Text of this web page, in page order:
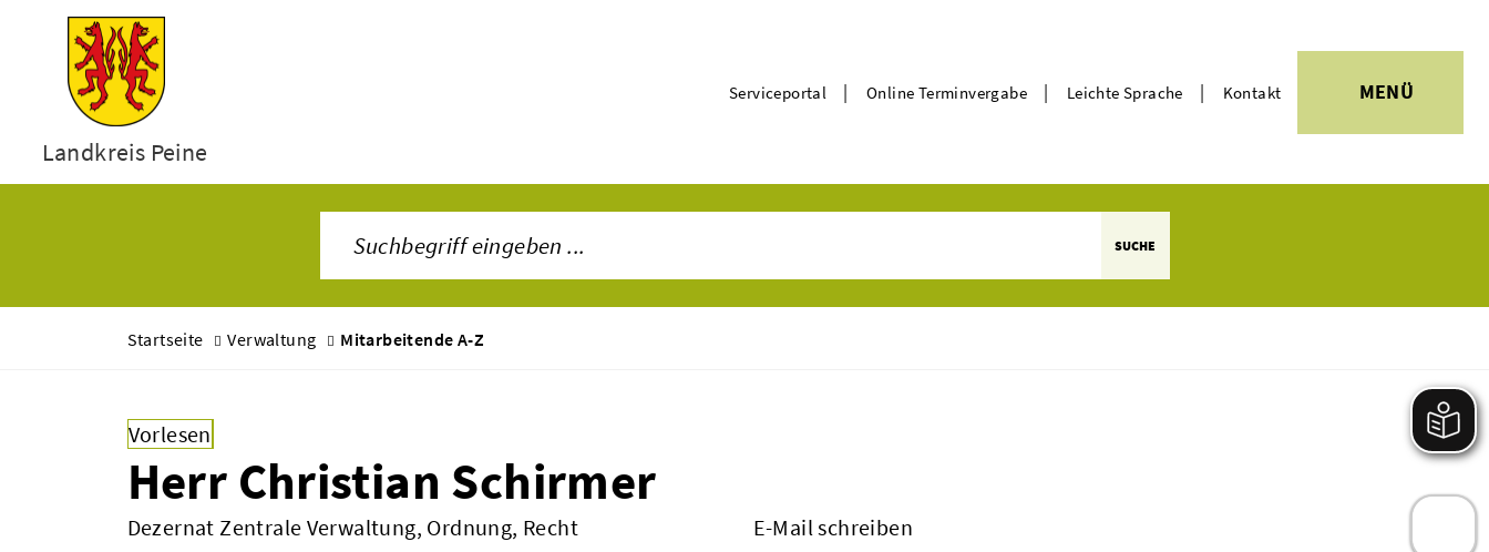
Landkreis Peine
Serviceportal | Online Terminvergabe | Leichte Sprache | Kontakt MENÜ
SUCHE
Startseite Verwaltung Mitarbeitende A-Z
Vorlesen
Herr Christian Schirmer
Dezernat Zentrale Verwaltung, Ordnung, Recht
E-Mail schreiben